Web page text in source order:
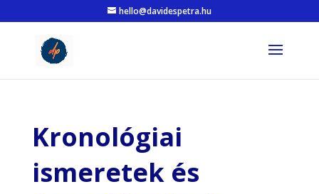
hello@davidespetra.hu
Kronológiai
ismeretek és